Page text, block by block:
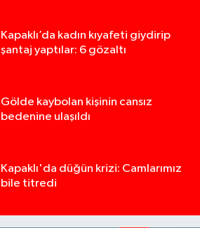
Kapaklı’da kadın kıyafeti giydirip
şantaj yaptılar: 6 gözaltı
Gölde kaybolan kişinin cansız
bedenine ulaşıldı
Kapaklı'da düğün krizi: Camlarımız
bile titredi